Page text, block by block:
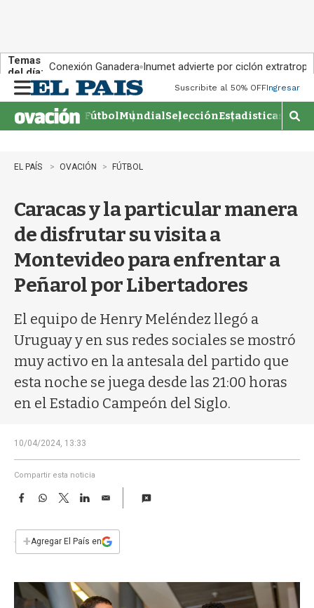
Temas
del día: Conexión Ganadera Inumet advierte por ciclón
n
u
Suscribite al 50% OFFIngresar
FútbolMundialSelecciónEstadisticas
M
o
r
b
EL PAÍS OVACIÓN FÚTBOL
Caracas y la particular manera
de disfrutar su visita a
Montevideo para enfrentar a
Peñarol por Libertadores
El equipo de Henry Meléndez llegó a
Uruguay y en sus redes sociales se mostró
muy activo en la antesala del partido que
esta noche se juega desde las 21:00 horas
en el Estadio Campeón del Siglo.
10/04/2024, 13:33
Compartir esta noticia
F
e
b
W
s
p
T
w
t
L
n
E
i
l
+Agregar El País en